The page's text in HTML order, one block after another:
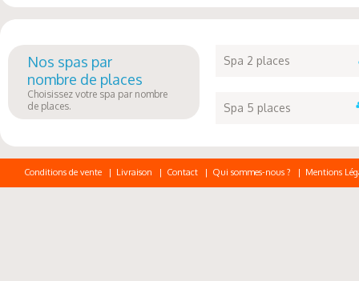
Nos spas par
nombre de places
Choisissez votre spa par nombre
de places.
Spa 2 places
Spa 5 places
Conditions de vente | Livraison | Contact | Qui sommes-nous ? | Mentions